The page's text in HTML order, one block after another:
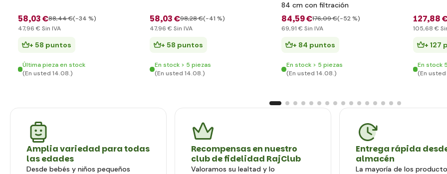
58,03 €88,44 €(-34 %)
47,96 € Sin IVA
+ 58 puntos
Última pieza en stock
(En usted 14.08.)
58,03 €98,28 €(-41 %)
47,96 € Sin IVA
+ 58 puntos
En stock > 5 piezas
(En usted 14.08.)
84 cm con filtración
84,59 €176,09 €(-52 %)
69,91 € Sin IVA
+ 84 puntos
En stock > 5 piezas
(En usted 14.08.)
127,88
105,68 €
+ 127
En stock
(En
Amplia variedad para todas
las edades
Desde bebés y niños pequeños
Recompensas en nuestro
club de fidelidad RajClub
Valoramos su lealtad y lo
Entrega rápida
almacén
La mayoría de los